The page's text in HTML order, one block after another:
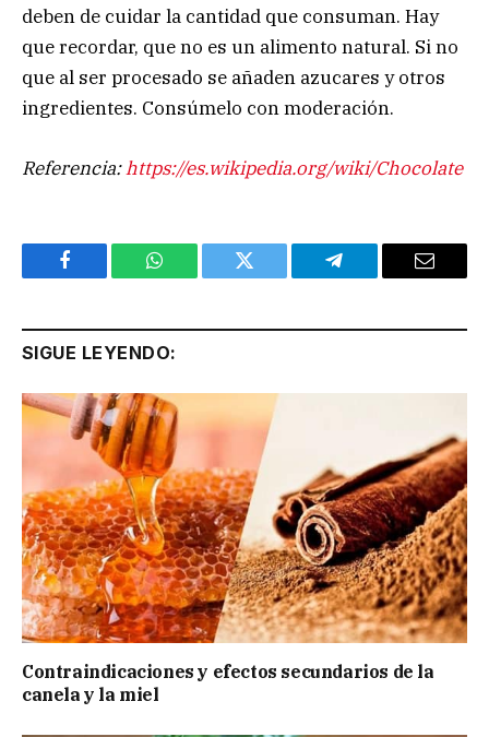
deben de cuidar la cantidad que consuman. Hay
que recordar, que no es un alimento natural. Si no
que al ser procesado se añaden azucares y otros
ingredientes. Consúmelo con moderación.
Referencia:https://es.wikipedia.org/wiki/Chocolate
Facebook WhatsApp Twitter Telegram Email
SIGUE LEYENDO:
Contraindicaciones y efectos secundarios de la
canela y la miel